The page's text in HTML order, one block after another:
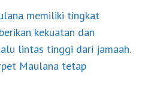
memiliki tingkat
kekuatan dan
lintas tinggi dari jamaah.
Maulana tetap